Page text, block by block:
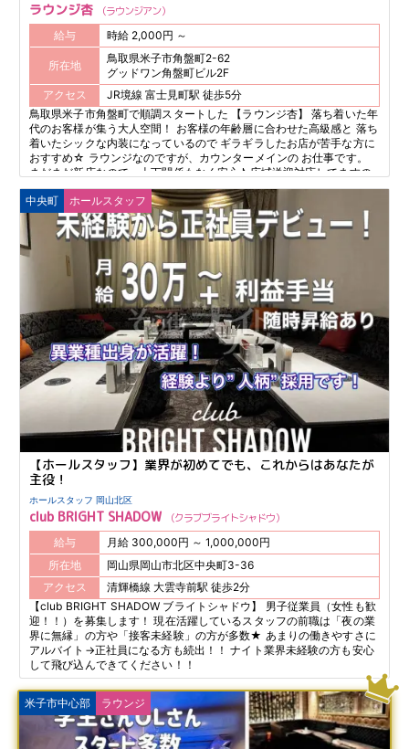
ラウンジ杏 ラウンジアン
給与 時給 2,000円 ～
所在地
鳥取県米子市角盤町2-62
グッドワン角盤町ビル2F
アクセス
JR境線 富士見町駅 徒歩5分
鳥取県米子市角盤町で順調スタートした 【ラウンジ杏】 落ち着いた年
代のお客様が集う大人空間！ お客様の年齢層に合わせた高級感と 落ち
着いたシックな内装になっているので ギラギラしたお店が苦手な方に
おすすめ☆ ラウンジなのですが、カウンターメインの お仕事です。
まだまだ新店なので、上下関係もなく安心♪ 広域送迎対応してますの
でご相談ください！
中央町
ホールスタッフ
【ホールスタッフ】業界が初めてでも、これからはあなたが
主役！
ホールスタッフ 岡山北区
club BRIGHT SHADOW クラブブライトシャドウ
給与
月給 300,000円 ～ 1,000,000円
所在地
岡山県岡山市北区中央町3-36
アクセス
清輝橋線 大雲寺前駅 徒歩2分
【club BRIGHT SHADOW ブライトシャドウ】 男子従業員（女性も歓
迎！！）を募集します！ 現在活躍しているスタッフの前職は「夜の業
界に無縁」の方や「接客未経験」の方が多数★ あまりの働きやすさに
アルバイト→正社員になる方も続出！！ ナイト業界未経験の方も安心
して飛び込んできてください！！
米子市中心部 ラウンジ